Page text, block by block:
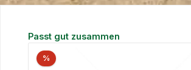
Produktgalerie überspringen
Passt gut zusammen
%